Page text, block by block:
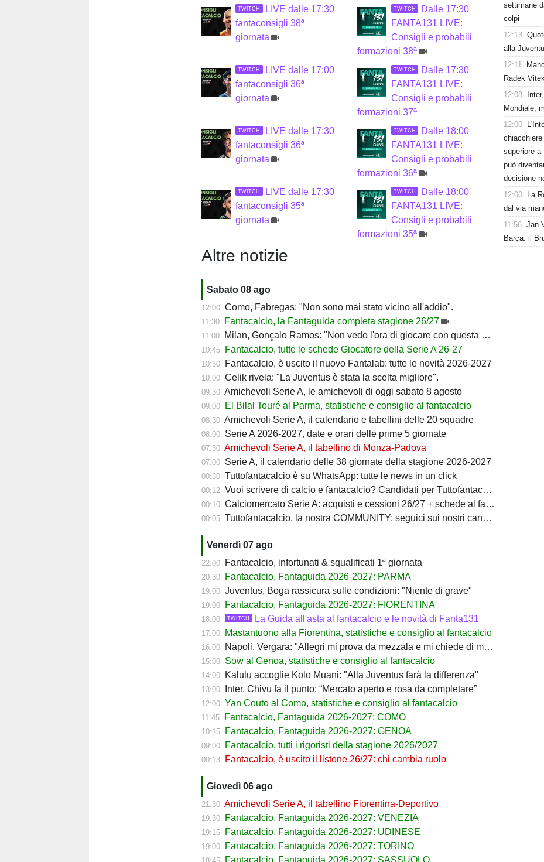
TWITCH
LIVE dalle 17:30
fantaconsigli 38ª
giornata
TWITCH
Dalle 17:30
FANTA131 LIVE:
Consigli e probabili
formazioni 38ª
TWITCH
LIVE dalle 17:00
fantaconsigli 36ª
giornata
TWITCH
Dalle 17:30
FANTA131 LIVE:
Consigli e probabili
formazioni 37ª
TWITCH
LIVE dalle 17:30
fantaconsigli 36ª
giornata
TWITCH
Dalle 18:00
FANTA131 LIVE:
Consigli e probabili
formazioni 36ª
TWITCH
LIVE dalle 17:30
fantaconsigli 35ª
giornata
TWITCH
Dalle 18:00
FANTA131 LIVE:
Consigli e probabili
formazioni 35ª
Altre notizie
Sabato 08 ago
12:00 Como, Fabregas: "Non sono mai stato vicino all'addio".
11:30 Fantacalcio, la Fantaguida completa stagione 26/27
11:00 Milan, Gonçalo Ramos: "Non vedo l'ora di giocare con questa maglia"
10:45 Fantacalcio, tutte le schede Giocatore della Serie A 26-27
10:30 Fantacalcio, è uscito il nuovo Fantalab: tutte le novità 2026-2027
10:00 Celik rivela: "La Juventus è stata la scelta migliore".
09:30 Amichevoli Serie A, le amichevoli di oggi sabato 8 agosto
09:00 El Bilal Touré al Parma, statistiche e consiglio al fantacalcio
08:30 Amichevoli Serie A, il calendario e tabellini delle 20 squadre
08:00 Serie A 2026-2027, date e orari delle prime 5 giornate
07:30 Amichevoli Serie A, il tabellino di Monza-Padova
07:00 Serie A, il calendario delle 38 giornate della stagione 2026-2027
00:30 Tuttofantacalcio è su WhatsApp: tutte le news in un click
00:12 Vuoi scrivere di calcio e fantacalcio? Candidati per Tuttofantacalcio
00:10 Calciomercato Serie A: acquisti e cessioni 26/27 + schede al fantacalcio
00:05 Tuttofantacalcio, la nostra COMMUNITY: seguici sui nostri canali social
Venerdì 07 ago
22:00 Fantacalcio, infortunati & squalificati 1ª giornata
20:30 Fantacalcio, Fantaguida 2026-2027: PARMA
19:00 Juventus, Boga rassicura sulle condizioni: "Niente di grave"
19:00 Fantacalcio, Fantaguida 2026-2027: FIORENTINA
18:00 TWITCH La Guida all'asta al fantacalcio e le novità di Fanta131
17:00 Mastantuono alla Fiorentina, statistiche e consiglio al fantacalcio
16:00 Napoli, Vergara: "Allegri mi prova da mezzala e mi chiede di migliorare"
15:00 Sow al Genoa, statistiche e consiglio al fantacalcio
14:00 Kalulu accoglie Kolo Muani: "Alla Juventus farà la differenza"
13:00 Inter, Chivu fa il punto: “Mercato aperto e rosa da completare”
12:00 Yan Couto al Como, statistiche e consiglio al fantacalcio
11:45 Fantacalcio, Fantaguida 2026-2027: COMO
10:15 Fantacalcio, Fantaguida 2026-2027: GENOA
09:00 Fantacalcio, tutti i rigoristi della stagione 2026/2027
00:13 Fantacalcio, è uscito il listone 26/27: chi cambia ruolo
Giovedì 06 ago
21:30 Amichevoli Serie A, il tabellino Fiorentina-Deportivo
19:30 Fantacalcio, Fantaguida 2026-2027: VENEZIA
19:15 Fantacalcio, Fantaguida 2026-2027: UDINESE
19:00 Fantacalcio, Fantaguida 2026-2027: TORINO
settimane
colpi
12:13
alla
12:11
Radek
12:08
Mondiale,
12:00
superiore
può
decisione
12:00
La
dal via
11:56 Jan
Barça: il